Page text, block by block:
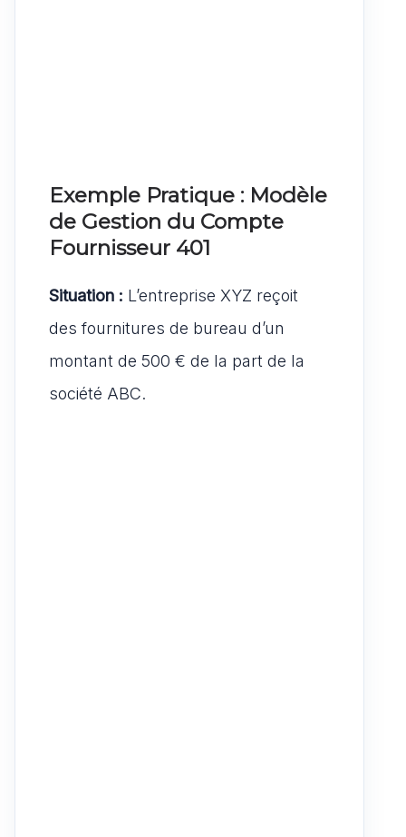
Exemple Pratique : Modèle
de Gestion du Compte
Fournisseur 401
Situation : L’entreprise XYZ reçoit
des fournitures de bureau d’un
montant de 500 € de la part de la
société ABC.